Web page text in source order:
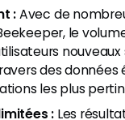
:Avec de
le
des données
les plus
: Les